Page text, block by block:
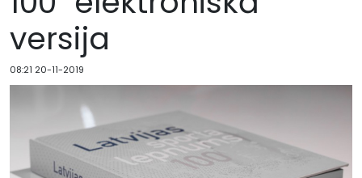
versija
08:21 20-11-2019